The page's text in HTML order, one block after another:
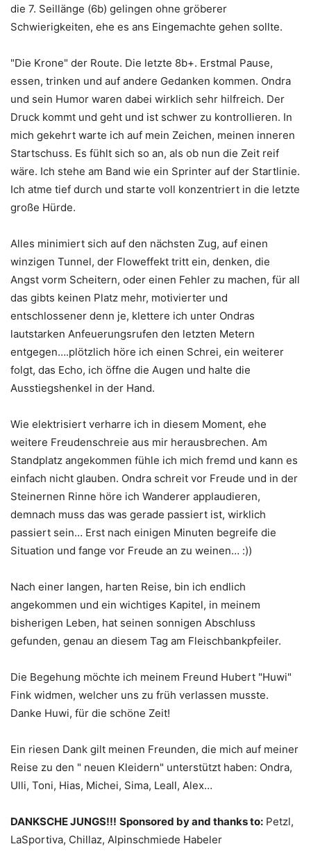
die 7. Seillänge (6b) gelingen ohne gröberer
Schwierigkeiten, ehe es ans Eingemachte gehen sollte.
"Die Krone" der Route. Die letzte 8b+. Erstmal Pause,
essen, trinken und auf andere Gedanken kommen. Ondra
und sein Humor waren dabei wirklich sehr hilfreich. Der
Druck kommt und geht und ist schwer zu kontrollieren. In
mich gekehrt warte ich auf mein Zeichen, meinen inneren
Startschuss. Es fühlt sich so an, als ob nun die Zeit reif
wäre. Ich stehe am Band wie ein Sprinter auf der Startlinie.
Ich atme tief durch und starte voll konzentriert in die letzte
große Hürde.
Alles minimiert sich auf den nächsten Zug, auf einen
winzigen Tunnel, der Floweffekt tritt ein, denken, die
Angst vorm Scheitern, oder einen Fehler zu machen, für all
das gibts keinen Platz mehr, motivierter und
entschlossener denn je, klettere ich unter Ondras
lautstarken Anfeuerungsrufen den letzten Metern
entgegen….plötzlich höre ich einen Schrei, ein weiterer
folgt, das Echo, ich öffne die Augen und halte die
Ausstiegshenkel in der Hand.
Wie elektrisiert verharre ich in diesem Moment, ehe
weitere Freudenschreie aus mir herausbrechen. Am
Standplatz angekommen fühle ich mich fremd und kann es
einfach nicht glauben. Ondra schreit vor Freude und in der
Steinernen Rinne höre ich Wanderer applaudieren,
demnach muss das was gerade passiert ist, wirklich
passiert sein… Erst nach einigen Minuten begreife die
Situation und fange vor Freude an zu weinen… :))
Nach einer langen, harten Reise, bin ich endlich
angekommen und ein wichtiges Kapitel, in meinem
bisherigen Leben, hat seinen sonnigen Abschluss
gefunden, genau an diesem Tag am Fleischbankpfeiler.
Die Begehung möchte ich meinem Freund Hubert "Huwi"
Fink widmen, welcher uns zu früh verlassen musste.
Danke Huwi, für die schöne Zeit!
Ein riesen Dank gilt meinen Freunden, die mich auf meiner
Reise zu den " neuen Kleidern" unterstützt haben: Ondra,
Ulli, Toni, Hias, Michei, Sima, Leall, Alex…
DANKSCHE JUNGS!!! Sponsored by and thanks to: Petzl,
LaSportiva, Chillaz, Alpinschmiede Habeler